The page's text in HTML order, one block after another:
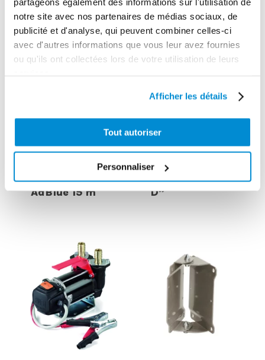
notre site avec nos partenaires de médias sociaux, de
publicité et d'analyse, qui peuvent combiner celles-ci
avec d'autres informations que vous leur avez fournies
ou qu'ils ont collectées lors de votre utilisation de leurs
Afficher les détails
Tout autoriser
Personnaliser
Support fixe
pour enrouleur
AdBlue 15 m
Pivot
orientable
acier pour
enrouleur “Type
D”